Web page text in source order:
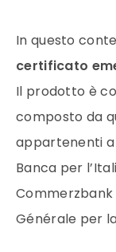
In questo
certificato
Il prodotto è
composto da
appartenenti a
Banca per
Générale per